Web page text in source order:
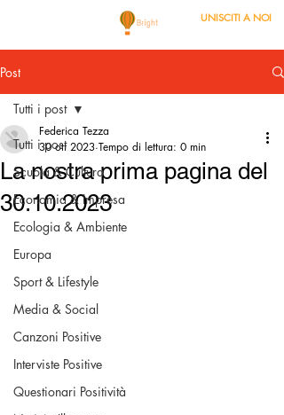
UNISCITI A NOI
Post
Tutti i post
Scuola & Cultura
Economia & Impresa
Ecologia & Ambiente
Europa
Sport & Lifestyle
Media & Social
Canzoni Positive
Interviste Positive
Questionari Positività
Tutti i post
La nostra prima pagina del
30.10.2023
Federica Tezza
30 ott 2023 Tempo di lettura: 0 min